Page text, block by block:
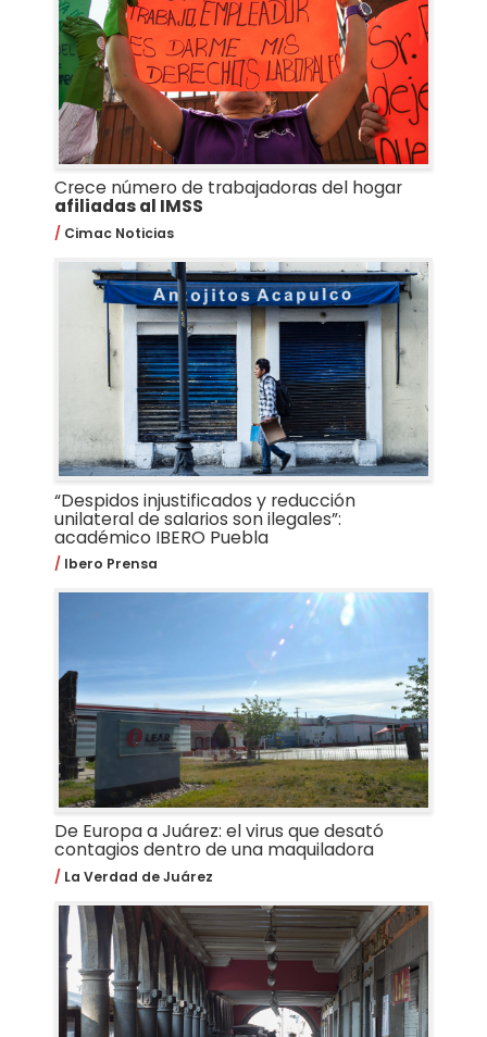
Crece número de trabajadoras del hogar
afiliadas al IMSS
Cimac Noticias
“Despidos injustificados y reducción
unilateral de salarios son ilegales”:
académico IBERO Puebla
Ibero Prensa
De Europa a Juárez: el virus que desató
contagios dentro de una maquiladora
La Verdad de Juárez